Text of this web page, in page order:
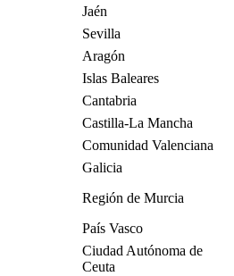
Jaén
Sevilla
Aragón
Islas Baleares
Cantabria
Castilla-La Mancha
Comunidad Valenciana
Galicia
Región de Murcia
País Vasco
Ciudad Autónoma de
Ceuta